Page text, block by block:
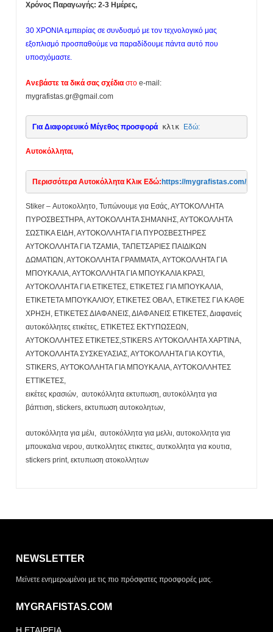
Χρόνος Παραγωγής: 2-3 Ημέρες,
30 ΧΡΟΝΙΑ εμπειρίας σε συνδυσμό με τον τεχνολογικό μας
εξοπλισμό προσπαθούμε να παραδίδουμε πάντα αυτό που
υποσχόμαστε.
Ανεβάστε τα δικά σας σχέδια στο e-mail:
mygrafistas.gr@gmail.com
Για Διαφορευικό Μέγεθος προσφορά κλικ Εδώ:
Αυτοκόλλητα,
Περισσότερα Αυτοκόλλητα Κλικ Εδώ:https://mygrafistas.com/
Stiker – Αυτοκολλητο, Τυπώνουμε για Εσάς, ΑΥΤΟΚΟΛΛΗΤΑ
ΠΥΡΟΣΒΕΣΤΗΡΑ, ΑΥΤΟΚΟΛΛΗΤΑ ΣΗΜΑΝΗΣ, ΑΥΤΟΚΟΛΛΗΤΑ
ΣΩΣΤΙΚΑ ΕΙΔΗ, ΑΥΤΟΚΟΛΛΗΤΑ ΓΙΑ ΠΥΡΟΣΒΕΣΤΗΡΕΣ
ΑΥΤΟΚΟΛΛΗΤΑ ΓΙΑ ΤΖΑΜΙΑ, ΤΑΠΕΤΣΑΡΙΕΣ ΠΑΙΔΙΚΩΝ
ΔΩΜΑΤΙΩΝ, ΑΥΤΟΚΟΛΛΗΤΑ ΓΡΑΜΜΑΤΑ, ΑΥΤΟΚΟΛΛΗΤΑ ΓΙΑ
ΜΠΟΥΚΑΛΙΑ, ΑΥΤΟΚΟΛΛΗΤΑ ΓΙΑ ΜΠΟΥΚΑΛΙΑ ΚΡΑΣΙ,
ΑΥΤΟΚΟΛΛΗΤΑ ΓΙΑ ΕΤΙΚΕΤΕΣ, ΕΤΙΚΕΤΕΣ ΓΙΑ ΜΠΟΥΚΑΛΙΑ,
ΕΤΙΚΕΤΕΤΑ ΜΠΟΥΚΑΛΙΟΥ, ΕΤΙΚΕΤΕΣ ΟΒΑΛ, ΕΤΙΚΕΤΕΣ ΓΙΑ ΚΑΘΕ
ΧΡΗΣΗ, ΕΤΙΚΕΤΕΣ ΔΙΑΦΑΝΕΙΣ, ΔΙΑΦΑΝΕΙΣ ΕΤΙΚΕΤΕΣ, Διαφανείς
αυτοκόλλητες ετικέτες, ΕΤΙΚΕΤΕΣ ΕΚΤΥΠΩΣΕΩΝ,
ΑΥΤΟΚΟΛΛΗΤΕΣ ΕΤΙΚΕΤΕΣ,STIKERS ΑΥΤΟΚΟΛΛΗΤΑ ΧΑΡΤΙΝΑ,
ΑΥΤΟΚΟΛΛΗΤΑ ΣΥΣΚΕΥΑΣΙΑΣ, ΑΥΤΟΚΟΛΛΗΤΑ ΓΙΑ ΚΟΥΤΙΑ,
STIKERS, ΑΥΤΟΚΟΛΛΗΤΑ ΓΙΑ ΜΠΟΥΚΑΛΙΑ, ΑΥΤΟΚΟΛΛΗΤΕΣ
ΕΤΤΙΚΕΤΕΣ,
εικέτες κρασιών, αυτοκόλλητα εκτυπωση, αυτοκόλλητα για
βάπτιση, stickers, εκτυπωση αυτοκολητων,
αυτοκόλλητα για μέλι, αυτοκόλλητα για μελλι, αυτοκολλητα για
μπουκαλια νερου, αυτκολλητες ετικετες, αυτκολλητα για κουτια,
stickers print, εκτυπωση ατοκολλητων
NEWSLETTER
Μείνετε ενημερωμένοι με τις πιο πρόσφατες προσφορές μας.
MYGRAFISTAS.COM
ΤΡΌΠΟΣ ΠΑΡΆΔΟΣΗΣ